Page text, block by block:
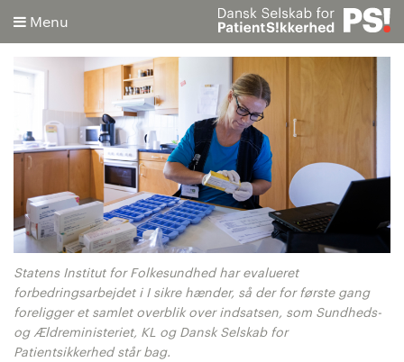
Menu
Søg
Avanceret søgning
Statens Institut for Folkesundhed har evalueret
forbedringsarbejdet i I sikre hænder, så der for første gang
foreligger et samlet overblik over indsatsen, som Sundheds-
og Ældreministeriet, KL og Dansk Selskab for
Patientsikkerhed står bag.